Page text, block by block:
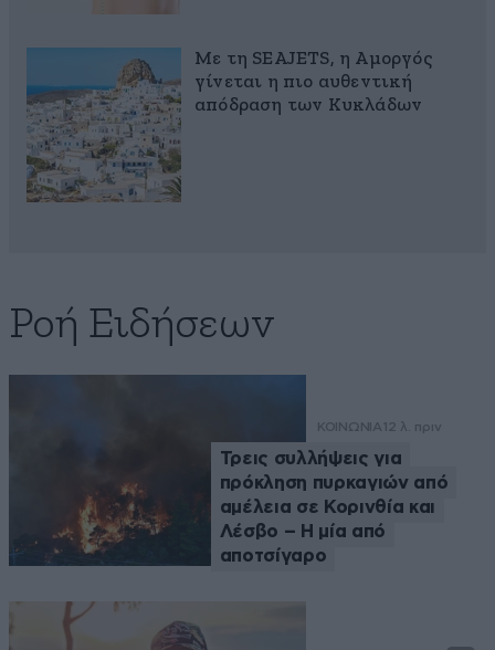
Με τη SEAJETS, η Αμοργός
γίνεται η πιο αυθεντική
απόδραση των Κυκλάδων
Ροή Ειδήσεων
ΚΟΙΝΩΝΙΑ 12 λ. πριν
Τρεις συλλήψεις για
πρόκληση πυρκαγιών από
αμέλεια σε Κορινθία και
Λέσβο – Η μία από
αποτσίγαρο